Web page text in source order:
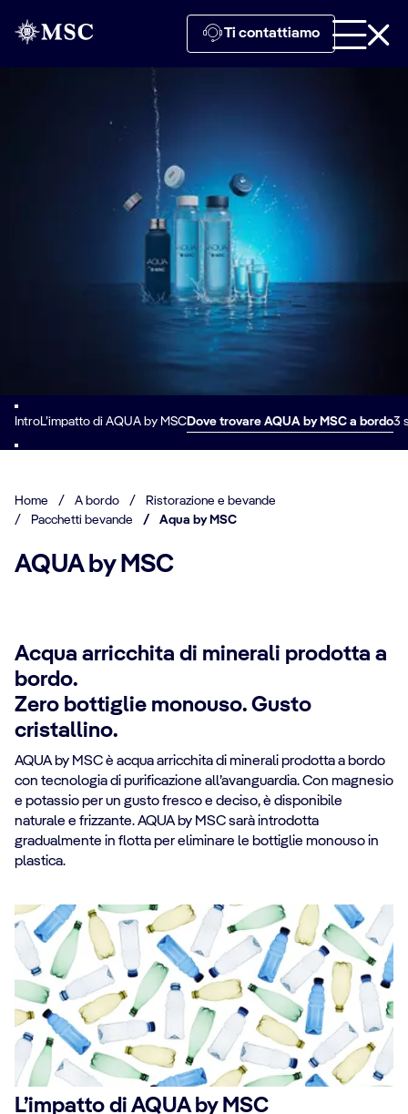
Ti contattiamo
IntroL’impatto di AQUA by MSCDove trovare AQUA by MSC a bordo3
Home / A bordo /
Ristorazione e bevande
/
Pacchetti bevande / Aqua by MSC
AQUA by MSC
Acqua arricchita di minerali prodotta a
bordo.
Zero bottiglie monouso. Gusto
cristallino.
AQUA by MSC è acqua arricchita di minerali prodotta a bordo
con tecnologia di purificazione all’avanguardia. Con magnesio
e potassio per un gusto fresco e deciso, è disponibile
naturale e frizzante. AQUA by MSC sarà introdotta
gradualmente in flotta per eliminare le bottiglie monouso in
plastica.
L’impatto di AQUA by MSC